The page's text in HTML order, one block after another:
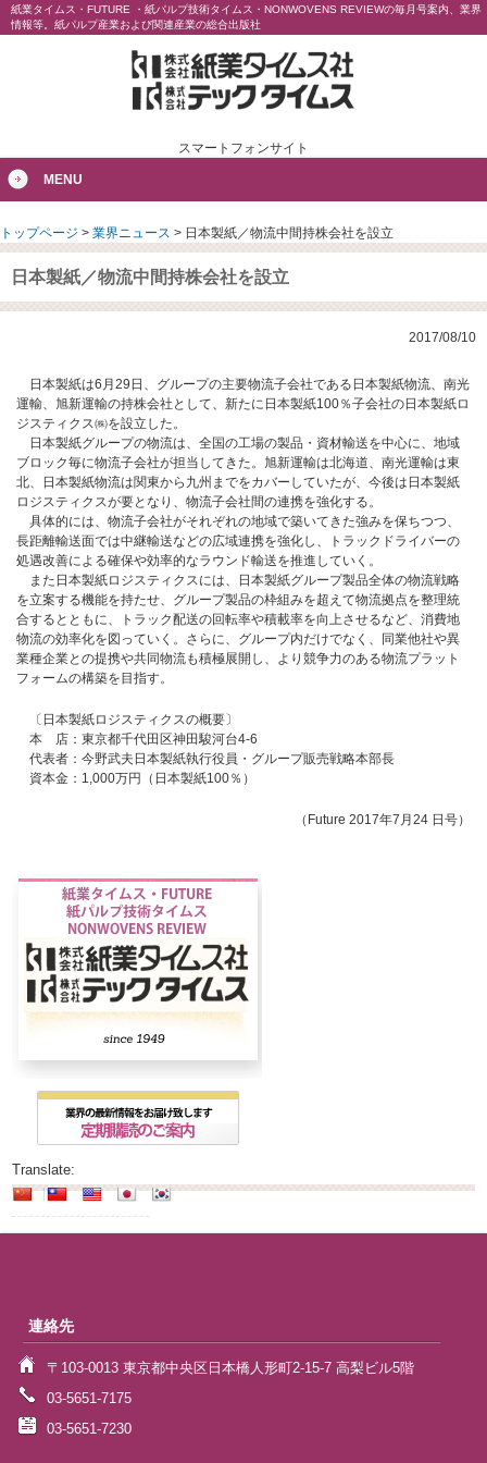
紙業タイムス・FUTURE ・紙パルプ技術タイムス・NONWOVENS REVIEWの毎月号案内、業界
情報等。紙パルプ産業および関連産業の総合出版社
スマートフォンサイト
MENU
トップページ > 業界ニュース > 日本製紙／物流中間持株会社を設立
日本製紙／物流中間持株会社を設立
2017/08/10
日本製紙は6月29日、グループの主要物流子会社である日本製紙物流、南光
運輸、旭新運輸の持株会社として、新たに日本製紙100％子会社の日本製紙ロ
ジスティクス㈱を設立した。
日本製紙グループの物流は、全国の工場の製品・資材輸送を中心に、地域
ブロック毎に物流子会社が担当してきた。旭新運輸は北海道、南光運輸は東
北、日本製紙物流は関東から九州までをカバーしていたが、今後は日本製紙
ロジスティクスが要となり、物流子会社間の連携を強化する。
具体的には、物流子会社がそれぞれの地域で築いてきた強みを保ちつつ、
長距離輸送面では中継輸送などの広域連携を強化し、トラックドライバーの
処遇改善による確保や効率的なラウンド輸送を推進していく。
また日本製紙ロジスティクスには、日本製紙グループ製品全体の物流戦略
を立案する機能を持たせ、グループ製品の枠組みを超えて物流拠点を整理統
合するとともに、トラック配送の回転率や積載率を向上させるなど、消費地
物流の効率化を図っていく。さらに、グループ内だけでなく、同業他社や異
業種企業との提携や共同物流も積極展開し、より競争力のある物流プラット
フォームの構築を目指す。
〔日本製紙ロジスティクスの概要〕
本 店：東京都千代田区神田駿河台4-6
代表者：今野武夫日本製紙執行役員・グループ販売戦略本部長
資本金：1,000万円（日本製紙100％）
（Future 2017年7月24 日号）
Translate:
連絡先
〒103-0013 東京都中央区日本橋人形町2-15-7 高梨ビル5階
03-5651-7175
03-5651-7230